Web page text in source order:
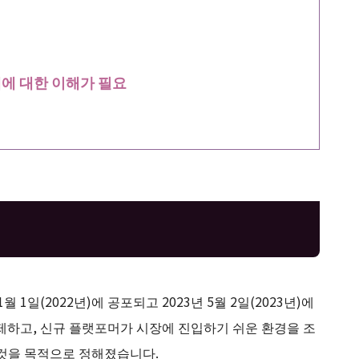
대한 이해가 필요
1일(2022년)에 공포되고 2023년 5월 2일(2023년)에
고, 신규 플랫포머가 시장에 진입하기 쉬운 환경을 조
을 목적으로 정해졌습니다.